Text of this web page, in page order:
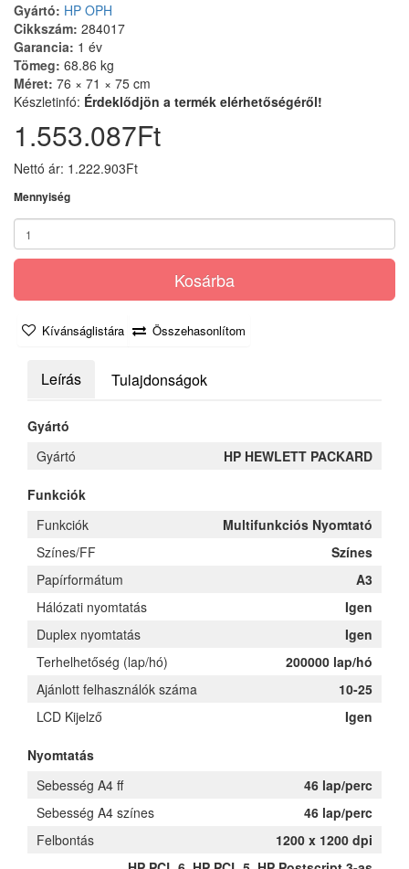
Gyártó: HP OPH
Cikkszám: 284017
Garancia: 1 év
Tömeg: 68.86 kg
Méret: 76 × 71 × 75 cm
Készletinfó: Érdeklődjön a termék elérhetőségéről!
1.553.087Ft
Nettó ár: 1.222.903Ft
Mennyiség
Kosárba
Kívánságlistára Összehasonlítom
Leírás Tulajdonságok
Gyártó
Gyártó
HP HEWLETT PACKARD
Funkciók
Funkciók
Multifunkciós Nyomtató
Színes/FF
Színes
Papírformátum
A3
Hálózati nyomtatás
Igen
Duplex nyomtatás
Igen
Terhelhetőség (lap/hó)
200000 lap/hó
Ajánlott felhasználók száma
10-25
LCD Kijelző
Igen
Nyomtatás
Sebesség A4 ff
46 lap/perc
Sebesség A4 színes
46 lap/perc
Felbontás
1200 x 1200 dpi